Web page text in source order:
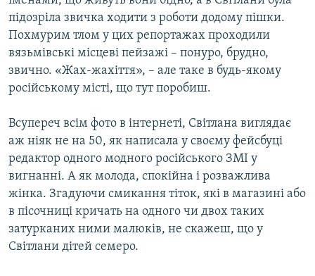
підозріла звичка ходити з роботи додому пішки.
Похмурим тлом у цих репортажах проходили
вязьмівські місцеві пейзажі – понуро, брудно,
звично. «Жах-жахіття», – але таке в будь-якому
російському місті, що тут поробиш.
Всупереч всім фото в інтернеті, Світлана виглядає
аж ніяк не на 50, як написала у своєму фейсбуці
редактор одного модного російського ЗМІ у
вигнанні. А як молода, спокійна і розважлива
жінка. Згадуючи смикання тіток, які в магазині або
в пісочниці кричать на одного чи двох таких
затурканих ними малюків, не скажеш, що у
Світлани дітей семеро.